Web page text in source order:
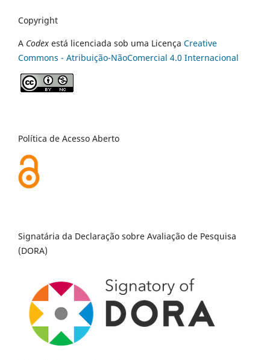
Copyright
A Codex está licenciada sob uma Licença Creative
Commons - Atribuição-NãoComercial 4.0 Internacional
Política de Acesso Aberto
Signatária da Declaração sobre Avaliação de Pesquisa
(DORA)